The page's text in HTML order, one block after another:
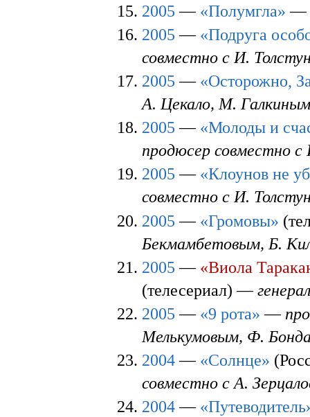
2005 — «Полумгла»
2005 — «Подруга
совместно с И.
2005 — «Осторожно,
А. Цекало, М.
2005 — «Молоды и
продюсер совместно
2005 — «Клоунов не
совместно с И.
2005 — «Громовы»
Бекмамбетовым, Б.
2005 — «Виола
(телесериал) —
2005 — «9 рота» —
Мелькумовым, Ф.
2004— «Солнце»
совместно с А.
2004—